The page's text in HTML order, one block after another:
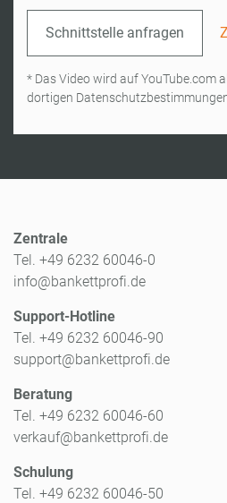
Schnittstelle anfragen
* Das Video wird auf YouTube.com
dortigen
Zentrale
Tel. +49 6232 60046-0
info@bankettprofi.de
Support-Hotline
Tel. +49 6232 60046-90
support@bankettprofi.de
Beratung
Tel. +49 6232 60046-60
verkauf@bankettprofi.de
Schulung
Tel. +49 6232 60046-50